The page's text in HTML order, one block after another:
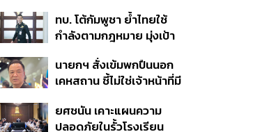
ครั้ง ตลอด 10 ปีที่ผ่านมา
ทบ. โต้กัมพูชา ย้ำไทยใช้
กำลังตามกฎหมาย มุ่งเป้า
หายไทยไม่อาจลบด้วย
ข้อมูลบิดเบือน
นายกฯ สั่งเข้มพกปืนนอก
เคหสถาน ชี้ไม่ใช่เจ้าหน้าที่มี
ก่อเหตุ เจ้าของร่วมรับผิด
ยศชนัน เคาะแผนความ
ปลอดภัยในรั้วโรงเรียน